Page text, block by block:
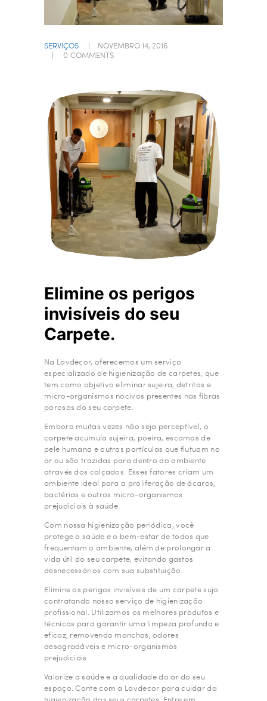
SERVIÇOS
NOVEMBRO 14, 2016
0 COMMENTS
Elimine os perigos
invisíveis do seu
Carpete.
Na Lavdecor, oferecemos um serviço
especializado de higienização de carpetes, que
tem como objetivo eliminar sujeira, detritos e
micro-organismos nocivos presentes nas fibras
porosas do seu carpete.
Embora muitas vezes não seja perceptível, o
carpete acumula sujeira, poeira, escamas de
pele humana e outras partículas que flutuam no
ar ou são trazidas para dentro do ambiente
através dos calçados. Esses fatores criam um
ambiente ideal para a proliferação de ácaros,
bactérias e outros micro-organismos
prejudiciais à saúde.
Com nossa higienização periódica, você
protege a saúde e o bem-estar de todos que
frequentam o ambiente, além de prolongar a
vida útil do seu carpete, evitando gastos
desnecessários com sua substituição.
Elimine os perigos invisíveis de um carpete sujo
contratando nosso serviço de higienização
profissional. Utilizamos os melhores produtos e
técnicas para garantir uma limpeza profunda e
eficaz, removendo manchas, odores
desagradáveis e micro-organismos
prejudiciais.
Valorize a saúde e a qualidade do ar do seu
espaço. Conte com a Lavdecor para cuidar da